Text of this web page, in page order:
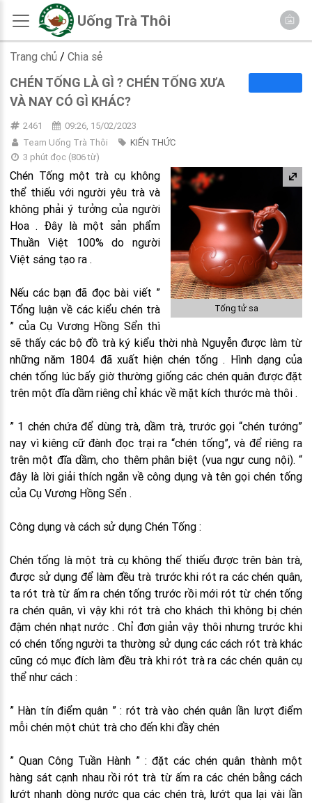
Uống Trà Thôi
Trang chủ / Chia sẻ
CHÉN TỐNG LÀ GÌ ? CHÉN TỐNG XƯA
VÀ NAY CÓ GÌ KHÁC?
2461
09:26, 15/02/2023
Team Uống Trà Thôi
KIẾN THỨC
3 phút đọc(806từ)
Tống tử sa
Chén Tống một trà cụ không
thể thiếu với người yêu trà và
không phải ý tưởng của người
Hoa . Đây là một sản phẩm
Thuần Việt 100% do người
Việt sáng tạo ra .
Nếu các bạn đã đọc bài viết ”
Tổng luận về các kiểu chén trà
” của Cụ Vương Hồng Sển thì
sẽ thấy các bộ đồ trà ký kiểu thời nhà Nguyễn được làm từ
những năm 1804 đã xuất hiện chén tống . Hình dạng của
chén tống lúc bấy giờ thường giống các chén quân được đặt
trên một đĩa dầm riêng chỉ khác về mặt kích thước mà thôi .
” 1 chén chứa để dùng trà, dầm trà, trước gọi “chén tướng”
nay vì kiêng cữ đành đọc trại ra “chén tống”, và để riêng ra
trên một đĩa dầm, cho thêm phân biệt (vua ngự cung nội). “
đây là lời giải thích ngắn về công dụng và tên gọi chén tống
của Cụ Vương Hồng Sển .
Công dụng và cách sử dụng Chén Tống :
Chén tống là một trà cụ không thế thiếu được trên bàn trà,
được sử dụng để làm đều trà trước khi rót ra các chén quân,
ta rót trà từ ấm ra chén tống trước rồi mới rót từ chén tống
ra chén quân, vì vậy khi rót trà cho khách thì không bị chén
đậm chén nhạt nước . Chỉ đơn giản vậy thôi nhưng trước khi
có chén tống người ta thường sử dụng các cách rót trà khác
cũng có mục đích làm đều trà khi rót trà ra các chén quân cụ
thể như cách :
” Hàn tín điểm quân ” : rót trà vào chén quân lần lượt điểm
mỗi chén một chút trà cho đến khi đầy chén
” Quan Công Tuần Hành ” : đặt các chén quân thành một
hàng sát cạnh nhau rồi rót trà từ ấm ra các chén bằng cách
lướt nhanh dòng nước qua các chén trà, lướt qua lại vài lần